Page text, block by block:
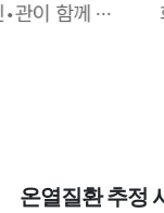
“희귀질환 극복을 위해 민•관이 함께 지원을 확대해 가겠습니다”